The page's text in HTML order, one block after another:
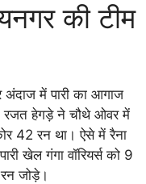
की टीम
में पारी का आगाज
रजत हेगड़े ने चौथे ओवर में
42 रन था। ऐसे में रैना
खेल गंगा वॉरियर्स को 9
जोड़े।